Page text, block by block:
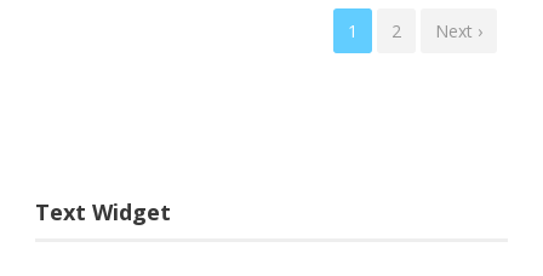
1 2 Next ›
Text Widget